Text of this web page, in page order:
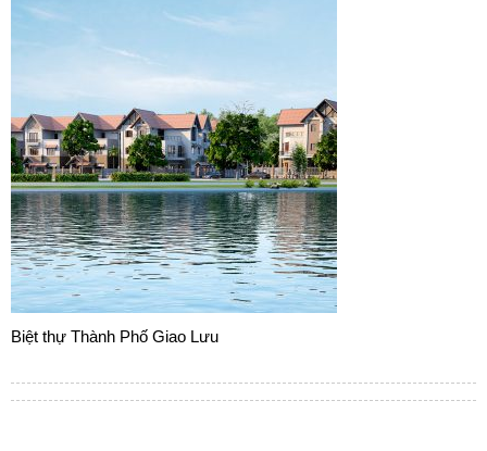
Biệt thự Thành Phố Giao Lưu